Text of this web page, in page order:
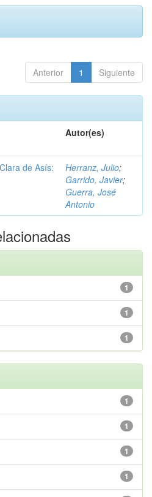
Anterior 1 Siguiente
Autor(es)
de Asís:
Herranz, Julio;
Garrido, Javier;
Guerra, José
Antonio
1
1
1
1
1
1
1